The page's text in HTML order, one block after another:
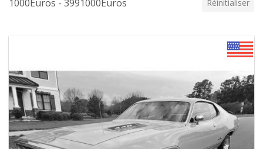
1000Euros - 3991000Euros Réinitialiser